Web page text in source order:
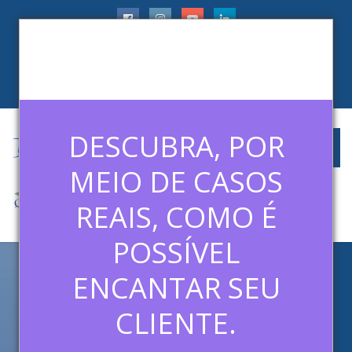
DESCUBRA, POR
MEIO DE CASOS
REAIS, COMO É
POSSÍVEL
ENCANTAR SEU
CLIENTE.
PROFISSIONAL DE VENDAS:
PORQUE VALORIZAR SEU